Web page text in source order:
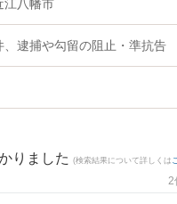
れています。『近江八幡市で土日や
実績豊富な近くの弁護士を検索した
を法律相談できる近江八幡市内の
者さんにおすすめです。
江八幡市
、逮捕や勾留の阻止・準抗告
りました (検索結果について詳しくは
2